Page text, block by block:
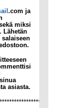
.com ja
miksi
Lähetän
asiasta.